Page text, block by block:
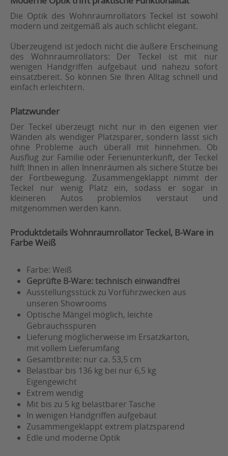
Die Optik des Wohnraumrollators Teckel ist sowohl
modern und zeitgemäß als auch schlicht elegant.
Überzeugend ist jedoch nicht die äußere Erscheinung
des Wohnraumrollators: Der Teckel ist mit nur
wenigen Handgriffen aufgebaut und nahezu sofort
einsatzbereit. So können Sie Ihren Alltag schnell und
einfach erleichtern.
Platzwunder
Der Teckel überzeugt nicht nur in den eigenen vier
Wänden als wendiger Platzsparer, sondern lässt sich
ohne Probleme auch überall mit hinnehmen. Ob
Ausflug zur Familie oder Ferienunterkunft, der Teckel
hilft Ihnen in allen Innenräumen als sichere Stütze bei
der Fortbewegung. Zusammengeklappt nimmt der
Teckel nur wenig Platz ein, sodass er sogar in
kleineren Autos problemlos verstaut und
mitgenommen werden kann.
Produktdetails Wohnraumrollator Teckel, B-Ware in
Farbe Weiß
Farbe: Weiß
Geprüfte B-Ware: technisch einwandfrei
Ausstellungsstück zu Vorführzwecken aus
unseren Showrooms
Optische Mängel möglich, leichte
Gebrauchsspuren
Lieferung möglicherweise im Ersatzkarton,
mit vollem Lieferumfang
Gesamtbreite: nur ca. 53,5 cm
Belastbar bis 136 kg bei nur 6,5 kg
Eigengewicht
Extrem wendig
Mit bis zu 5 kg belastbarer Tasche
In wenigen Handgriffen aufgebaut
Zusammengeklappt extrem platzsparend
Edle und moderne Optik